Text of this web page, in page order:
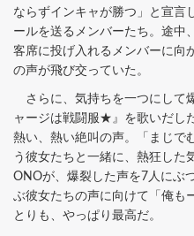
ならずインキャが勝つ」と宣言
ールを送るメンバーたち。途中
客席に投げ入れるメンバーに向
の声が飛び交っていた。
さらに、気持ちを一つにして
ャージは戦闘服★』を歌いだし
熱い、熱い絶叫の声。「まじで
う彼女たちと一緒に、熱狂した
ONOが、爆裂した声を7人にぶ
ぶ彼女たちの声に向けて「俺も
とりも、やっぱり最高だ。